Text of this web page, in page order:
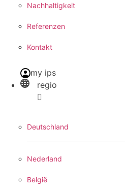
Nachhaltigkeit
Referenzen
Kontakt
my ips
regio
Deutschland
Nederland
België